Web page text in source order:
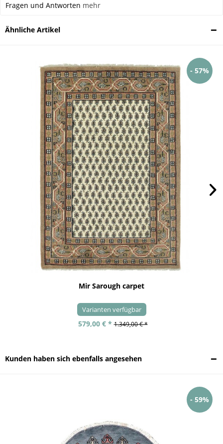
Fragen und Antworten mehr
Ähnliche Artikel
- 57%
Mir Sarough carpet
Varianten verfügbar
579,00 € * 1.349,00 € *
Kunden haben sich ebenfalls angesehen
- 59%